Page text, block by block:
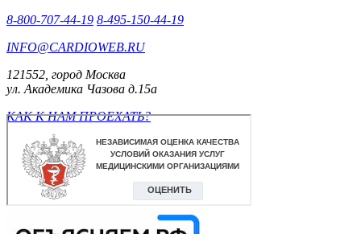
8-800-707-44-19 8-495-150-44-19
INFO@CARDIOWEB.RU
121552, город Москва
ул. Академика Чазова д.15а
КАК К НАМ ПРОЕХАТЬ?